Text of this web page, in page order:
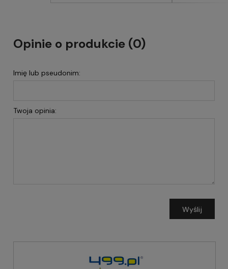
Opinie o produkcie (0)
Imię lub pseudonim:
Twoja opinia:
Wyślij